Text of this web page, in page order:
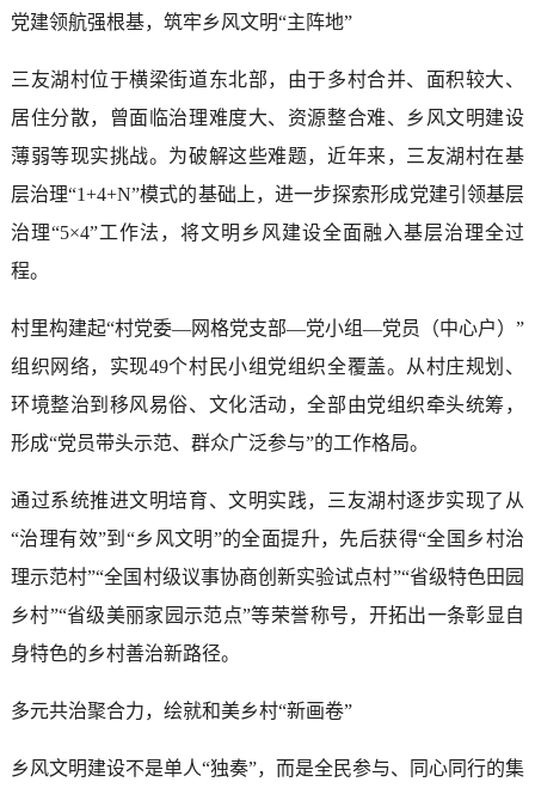
党建领航强根基，筑牢乡风文明“主阵地”
三友湖村位于横梁街道东北部，由于多村合并、面积较大、
居住分散，曾面临治理难度大、资源整合难、乡风文明建设
薄弱等现实挑战。为破解这些难题，近年来，三友湖村在基
层治理“1+4+N”模式的基础上，进一步探索形成党建引领基层
治理“5×4”工作法，将文明乡风建设全面融入基层治理全过
程。
村里构建起“村党委—网格党支部—党小组—党员（中心户）”
组织网络，实现49个村民小组党组织全覆盖。从村庄规划、
环境整治到移风易俗、文化活动，全部由党组织牵头统筹，
形成“党员带头示范、群众广泛参与”的工作格局。
通过系统推进文明培育、文明实践，三友湖村逐步实现了从
“治理有效”到“乡风文明”的全面提升，先后获得“全国乡村治
理示范村”“全国村级议事协商创新实验试点村”“省级特色田园
乡村”“省级美丽家园示范点”等荣誉称号，开拓出一条彰显自
身特色的乡村善治新路径。
多元共治聚合力，绘就和美乡村“新画卷”
乡风文明建设不是单人“独奏”，而是全民参与、同心同行的集